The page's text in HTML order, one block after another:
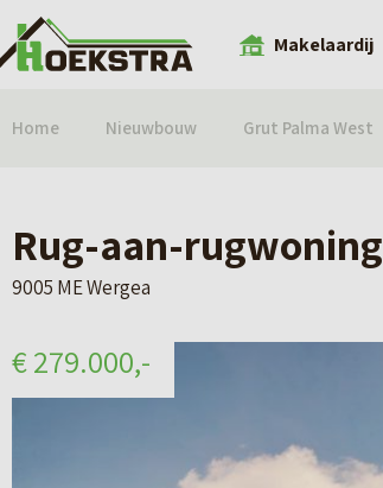
Makelaardij
Home Nieuwbouw Grut Palma West
Rug-aan-rugwoning
9005 ME Wergea
€ 279.000,-